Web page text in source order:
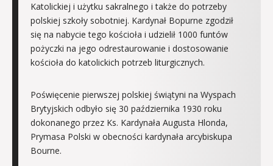
Katolickiej i użytku sakralnego i także do potrzeby
polskiej szkoły sobotniej. Kardynał Bopurne zgodził
się na nabycie tego kościoła i udzielił 1000 funtów
pożyczki na jego odrestaurowanie i dostosowanie
kościoła do katolickich potrzeb liturgicznych.
Poświęcenie pierwszej polskiej świątyni na Wyspach
Brytyjskich odbyło się 30 października 1930 roku
dokonanego przez Ks. Kardynała Augusta Hlonda,
Prymasa Polski w obecności kardynała arcybiskupa
Bourne.